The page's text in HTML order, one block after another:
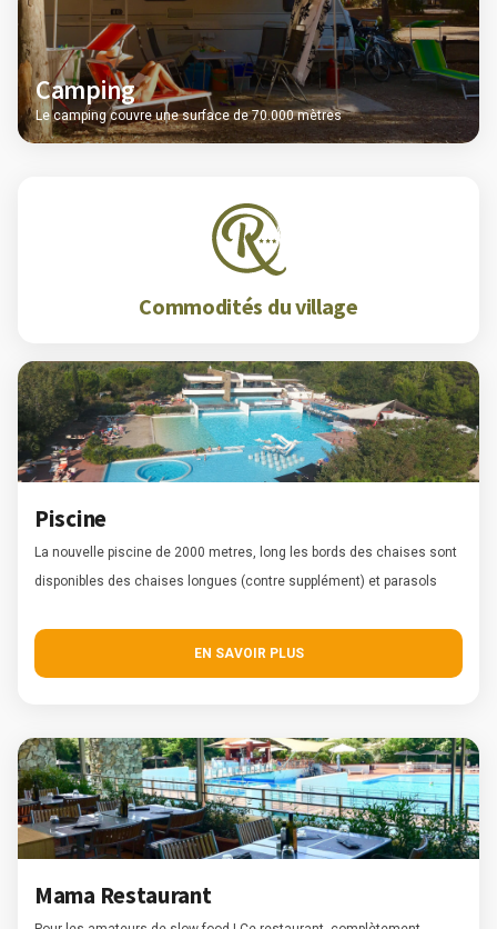
Camping
Le camping couvre une surface de 70.000 mètres
Commodités du village
Piscine
La nouvelle piscine de 2000 metres, long les bords des chaises sont
disponibles des chaises longues (contre supplément) et parasols
EN SAVOIR PLUS
Mama Restaurant